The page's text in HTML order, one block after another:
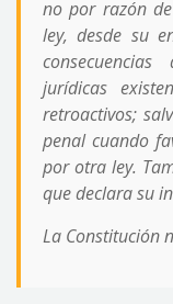
no por razón
ley, desde su
jurídicas
retroactivos;
penal cuando
por otra ley.
que declara su
La Constitución